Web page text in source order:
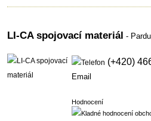
LI-CA spojovací materiál -
(+420)
Email
Hodnocení